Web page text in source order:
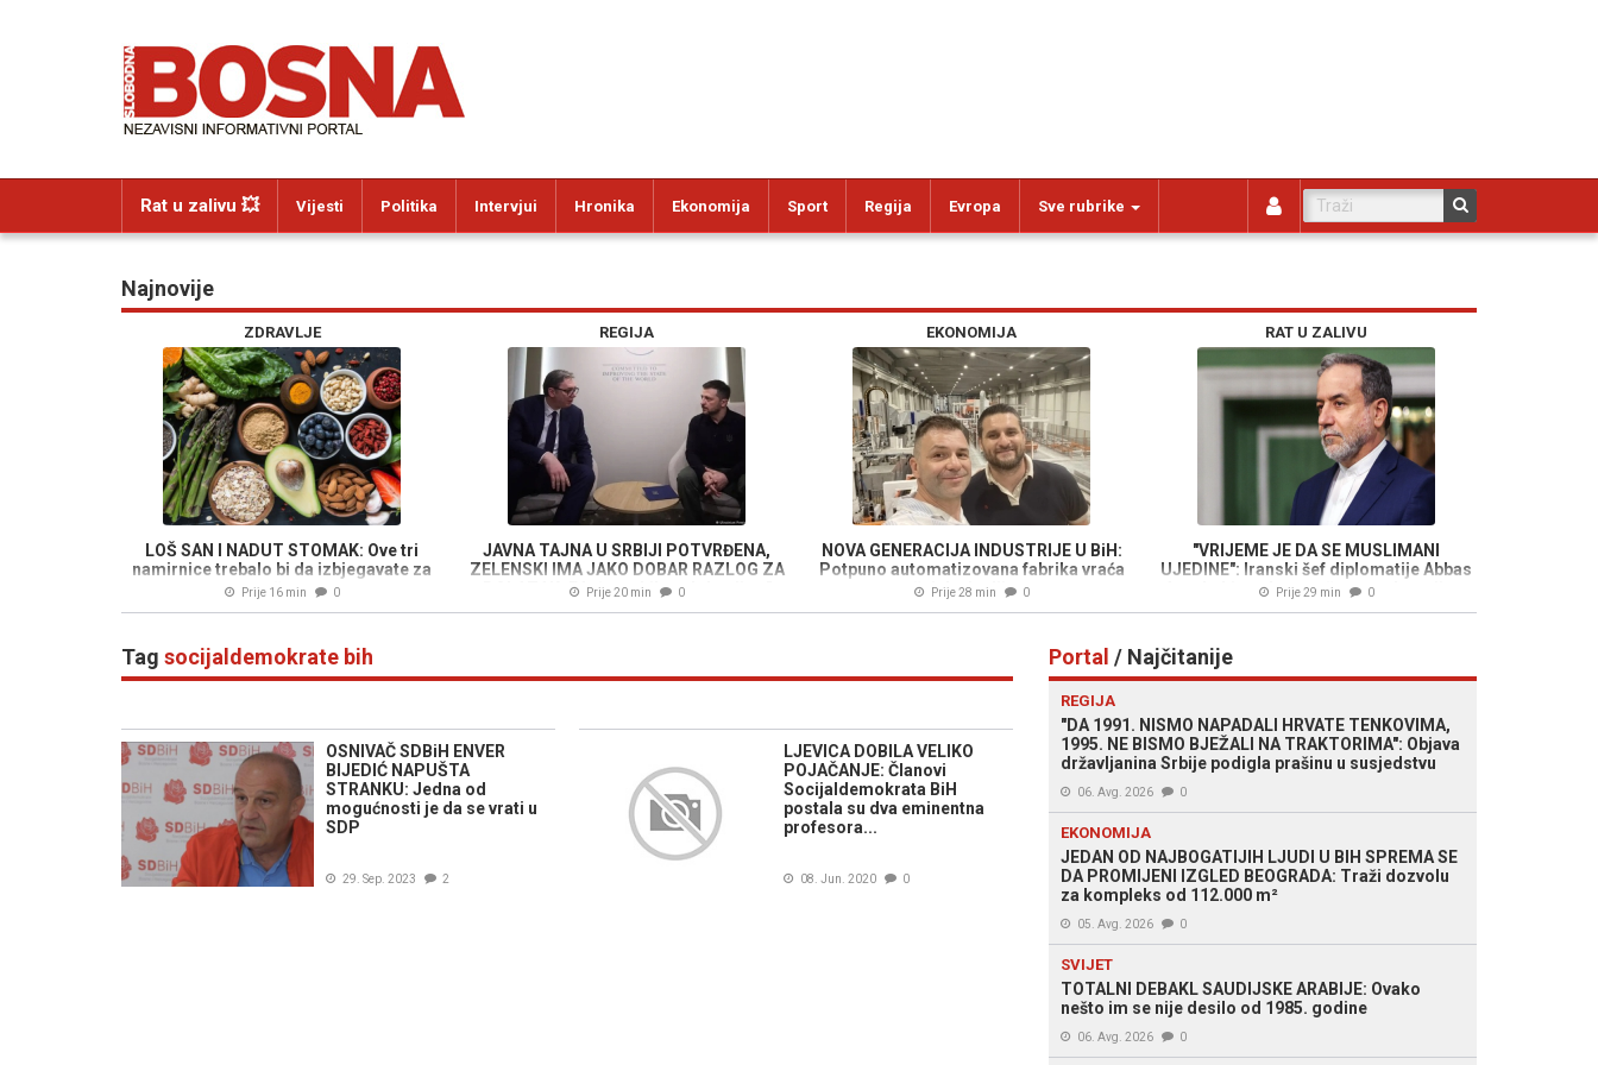
Rat u zalivu 💥 Vijesti Politika Intervjui Hronika Ekonomija Sport Regija Evropa Sve rubrike
Najnovije
ZDRAVLJE
LOŠ SAN I NADUT STOMAK: Ove tri
namirnice trebalo bi da izbjegavate za
večeru
Prije 16 min 0
REGIJA
JAVNA TAJNA U SRBIJI POTVRĐENA,
ZELENSKI IMA JAKO DOBAR RAZLOG ZA
DOLAZAK: "Već se obilaze lokacije..."
Prije 20 min 0
EKONOMIJA
NOVA GENERACIJA INDUSTRIJE U BiH:
Potpuno automatizovana fabrika vraća
stručnjake iz dijaspore
Prije 28 min 0
RAT U ZALIVU
"VRIJEME JE DA SE MUSLIMANI
UJEDINE": Iranski šef diplomatije Abbas
Araghchi poslao snažnu poruku svijetu
Prije 29 min 0
Tag socijaldemokrate bih
OSNIVAČ SDBiH ENVER
BIJEDIĆ NAPUŠTA
STRANKU: Jedna od
mogućnosti je da se vrati u
SDP
29. Sep. 2023 2
LJEVICA DOBILA VELIKO
POJAČANJE: Članovi
Socijaldemokrata BiH
postala su dva eminentna
profesora...
08. Jun. 2020 0
Portal / Najčitanije
REGIJA
"DA 1991. NISMO NAPADALI HRVATE TENKOVIMA,
1995. NE BISMO BJEŽALI NA TRAKTORIMA": Objava
državljanina Srbije podigla prašinu u susjedstvu
06. Avg. 2026 0
EKONOMIJA
JEDAN OD NAJBOGATIJIH LJUDI U BIH SPREMA SE
DA PROMIJENI IZGLED BEOGRADA: Traži dozvolu
za kompleks od 112.000 m²
05. Avg. 2026 0
SVIJET
TOTALNI DEBAKL SAUDIJSKE ARABIJE: Ovako
nešto im se nije desilo od 1985. godine
06. Avg. 2026 0